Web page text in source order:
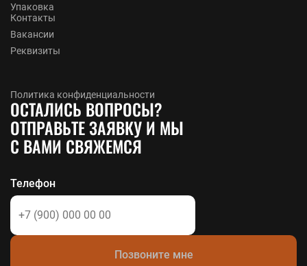
Упаковка
Контакты
Вакансии
Реквизиты
Политика конфиденциальности
ОСТАЛИСЬ ВОПРОСЫ?
ОТПРАВЬТЕ ЗАЯВКУ И МЫ
С ВАМИ СВЯЖЕМСЯ
Телефон
Позвоните мне